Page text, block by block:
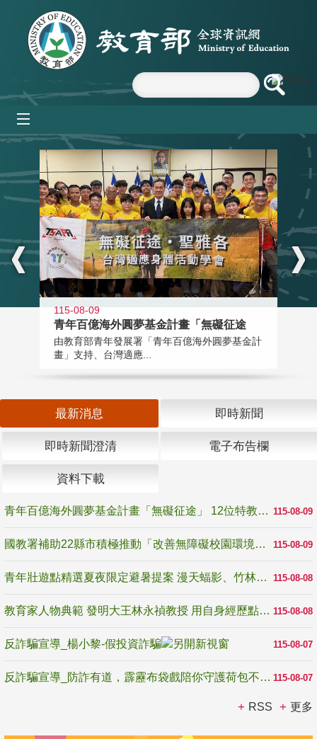
跳到主要內容區塊
:::
115-08-09
青年百億海外圓夢基金計畫「無礙征途
由教育部青年發展署「青年百億海外圓夢基金計
畫」支持、台灣適應...
最新消息 即時新聞
即時新聞澄清 電子布告欄
資料下載
115-08-09
青年百億海外圓夢基金計畫「無礙征途」 12位特教與弱勢青年勇闖西班牙 跨越感官限制見證生命蛻變
115-08-09
國教署補助22縣市積極推動「改善無障礙校園環境計畫」 打造友善、安全、無礙學習空間
115-08-08
青年壯遊點精選夏夜限定避暑提案 漫天蝠影、竹林尋蛙、茶香夜觀 邀青年暮色出發
115-08-08
教育家人物典範 發明大王林永禎教授 用自身經歷點亮學生的路
115-08-07
反詐騙宣導_楊小黎-假投資詐騙
115-08-07
反詐騙宣導_防詐有道，霹靂布袋戲陪你守護荷包不受騙
RSS 更多